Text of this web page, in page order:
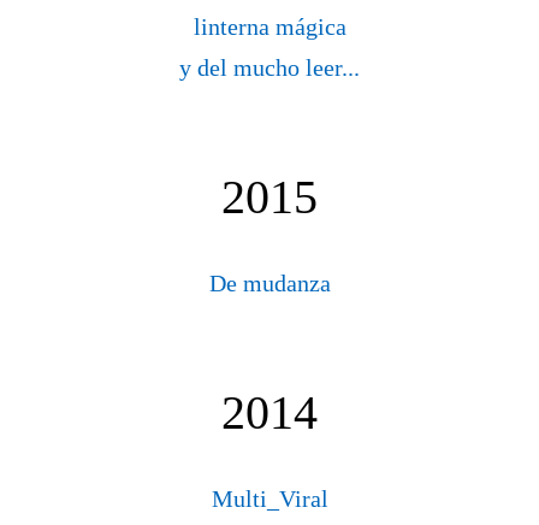
linterna mágica
y del mucho leer...
2015
De mudanza
2014
Multi_Viral